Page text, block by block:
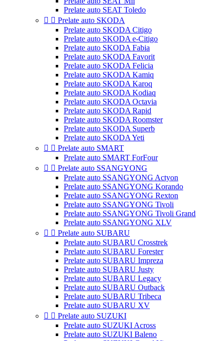
Prelate auto SEAT Toledo
  Prelate auto SKODA
Prelate auto SKODA Citigo
Prelate auto SKODA e-Citigo
Prelate auto SKODA Fabia
Prelate auto SKODA Favorit
Prelate auto SKODA Felicia
Prelate auto SKODA Kamiq
Prelate auto SKODA Karoq
Prelate auto SKODA Kodiaq
Prelate auto SKODA Octavia
Prelate auto SKODA Rapid
Prelate auto SKODA Roomster
Prelate auto SKODA Superb
Prelate auto SKODA Yeti
  Prelate auto SMART
Prelate auto SMART ForFour
  Prelate auto SSANGYONG
Prelate auto SSANGYONG Actyon
Prelate auto SSANGYONG Korando
Prelate auto SSANGYONG Rexton
Prelate auto SSANGYONG Tivoli
Prelate auto SSANGYONG Tivoli Grand
Prelate auto SSANGYONG XLV
  Prelate auto SUBARU
Prelate auto SUBARU Crosstrek
Prelate auto SUBARU Forester
Prelate auto SUBARU Impreza
Prelate auto SUBARU Justy
Prelate auto SUBARU Legacy
Prelate auto SUBARU Outback
Prelate auto SUBARU Tribeca
Prelate auto SUBARU XV
  Prelate auto SUZUKI
Prelate auto SUZUKI Across
Prelate auto SUZUKI Baleno